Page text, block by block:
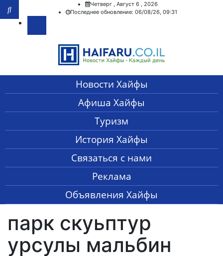
Четверг , Август 6 , 2026
Последнее обновление: 06/08/26, 09:31
Новости Хайфы
Афиша Хайфы
Туризм
История Хайфы
Связаться с нами
Реклама
Объявления Хайфы
парк скуьптур
урсулы мальбин